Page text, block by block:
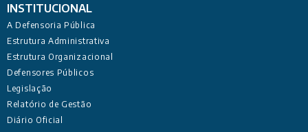
INSTITUCIONAL
A Defensoria Pública
Estrutura Administrativa
Estrutura Organizacional
Defensores Públicos
Legislação
Relatório de Gestão
Diário Oficial